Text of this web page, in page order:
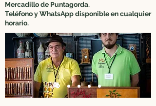
Mercadillo de Puntagorda.
Teléfono y WhatsApp disponible en cualquier
horario.